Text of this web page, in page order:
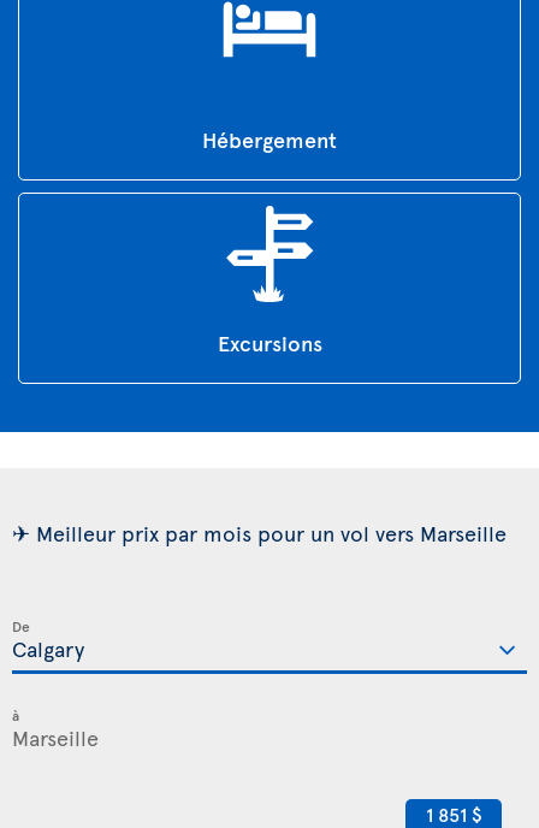
Hébergement
Excursions
✈ Meilleur prix par mois pour un vol vers Marseille
De
à
1 851 $